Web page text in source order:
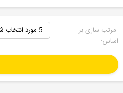
مقالات مهندسی معماری دارای متغیر
مرتب سازی بر
اساس:
5 مورد انتخاب شده